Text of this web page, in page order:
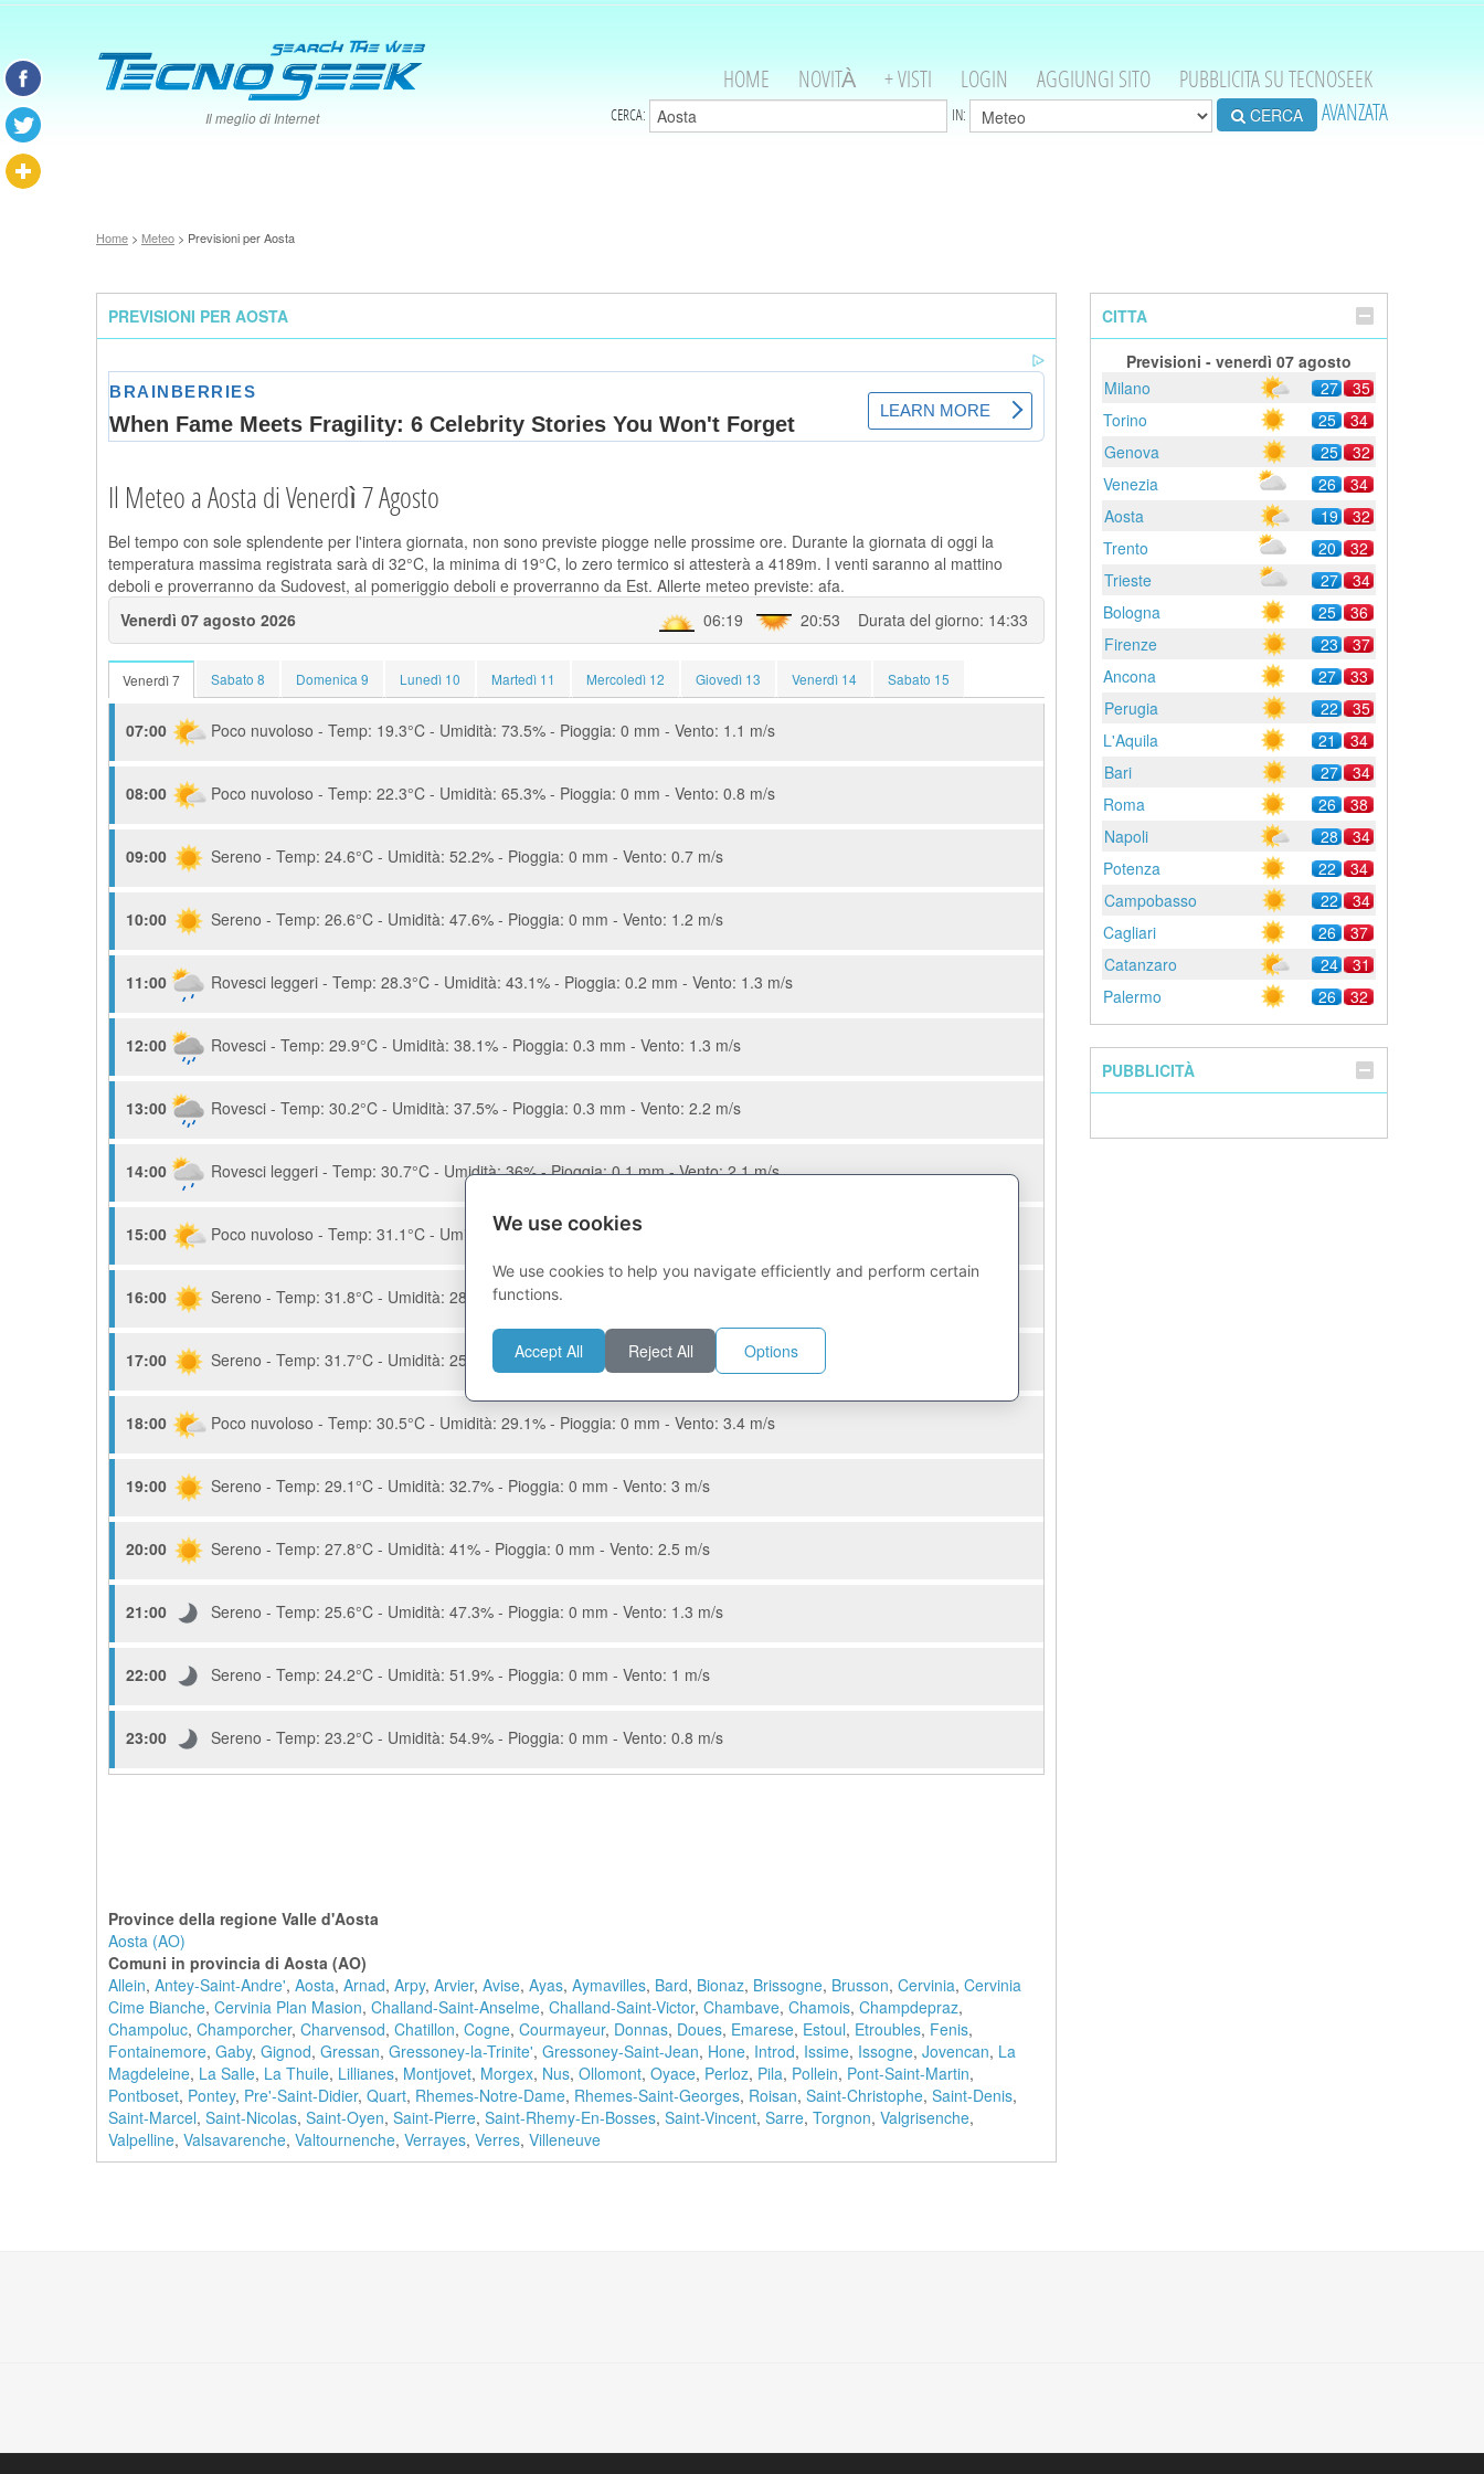
Il meglio di Internet
HOME NOVITÀ + VISTI LOGIN AGGIUNGI SITO PUBBLICITA SU TECNOSEEK
CERCA: IN: CERCA AVANZATA
Home > Meteo > Previsioni per Aosta
PREVISIONI PER AOSTA
Il Meteo a Aosta di Venerdì 7 Agosto
Bel tempo con sole splendente per l'intera giornata, non sono previste piogge nelle prossime ore. Durante la giornata di oggi la
temperatura massima registrata sarà di 32°C, la minima di 19°C, lo zero termico si attesterà a 4189m. I venti saranno al mattino
deboli e proverranno da Sudovest, al pomeriggio deboli e proverranno da Est. Allerte meteo previste: afa.
Venerdì 07 agosto 2026
06:19 20:53 Durata del giorno: 14:33
Venerdì 7 Sabato 8 Domenica 9 Lunedì 10 Martedì 11 Mercoledì 12 Giovedì 13 Venerdì 14 Sabato 15
07:00 Poco nuvoloso - Temp: 19.3°C - Umidità: 73.5% - Pioggia: 0 mm - Vento: 1.1 m/s
08:00 Poco nuvoloso - Temp: 22.3°C - Umidità: 65.3% - Pioggia: 0 mm - Vento: 0.8 m/s
09:00 Sereno - Temp: 24.6°C - Umidità: 52.2% - Pioggia: 0 mm - Vento: 0.7 m/s
10:00 Sereno - Temp: 26.6°C - Umidità: 47.6% - Pioggia: 0 mm - Vento: 1.2 m/s
11:00 Rovesci leggeri - Temp: 28.3°C - Umidità: 43.1% - Pioggia: 0.2 mm - Vento: 1.3 m/s
12:00 Rovesci - Temp: 29.9°C - Umidità: 38.1% - Pioggia: 0.3 mm - Vento: 1.3 m/s
13:00 Rovesci - Temp: 30.2°C - Umidità: 37.5% - Pioggia: 0.3 mm - Vento: 2.2 m/s
14:00 Rovesci leggeri - Temp: 30.7°C - Umidità: 36% - Pioggia: 0.1 mm - Vento: 2.1 m/s
15:00 Poco nuvoloso - Temp: 31.1°C - Umidità: 32.1% - Pioggia: 0 mm - Vento: 2.3 m/s
16:00 Sereno - Temp: 31.8°C - Umidità: 28.3% - Pioggia: 0 mm - Vento: 3.2 m/s
17:00 Sereno - Temp: 31.7°C - Umidità: 25.9% - Pioggia: 0 mm - Vento: 3.6 m/s
18:00 Poco nuvoloso - Temp: 30.5°C - Umidità: 29.1% - Pioggia: 0 mm - Vento: 3.4 m/s
19:00 Sereno - Temp: 29.1°C - Umidità: 32.7% - Pioggia: 0 mm - Vento: 3 m/s
20:00 Sereno - Temp: 27.8°C - Umidità: 41% - Pioggia: 0 mm - Vento: 2.5 m/s
21:00 Sereno - Temp: 25.6°C - Umidità: 47.3% - Pioggia: 0 mm - Vento: 1.3 m/s
22:00 Sereno - Temp: 24.2°C - Umidità: 51.9% - Pioggia: 0 mm - Vento: 1 m/s
23:00 Sereno - Temp: 23.2°C - Umidità: 54.9% - Pioggia: 0 mm - Vento: 0.8 m/s
Province della regione Valle d'Aosta
Aosta (AO)
Comuni in provincia di Aosta (AO)
Allein, Antey-Saint-Andre', Aosta, Arnad, Arpy, Arvier, Avise, Ayas, Aymavilles, Bard, Bionaz, Brissogne, Brusson, Cervinia, Cervinia
Cime Bianche, Cervinia Plan Masion, Challand-Saint-Anselme, Challand-Saint-Victor, Chambave, Chamois, Champdepraz,
Champoluc, Champorcher, Charvensod, Chatillon, Cogne, Courmayeur, Donnas, Doues, Emarese, Estoul, Etroubles, Fenis,
Fontainemore, Gaby, Gignod, Gressan, Gressoney-la-Trinite', Gressoney-Saint-Jean, Hone, Introd, Issime, Issogne, Jovencan, La
Magdeleine, La Salle, La Thuile, Lillianes, Montjovet, Morgex, Nus, Ollomont, Oyace, Perloz, Pila, Pollein, Pont-Saint-Martin,
Pontboset, Pontey, Pre'-Saint-Didier, Quart, Rhemes-Notre-Dame, Rhemes-Saint-Georges, Roisan, Saint-Christophe, Saint-Denis,
Saint-Marcel, Saint-Nicolas, Saint-Oyen, Saint-Pierre, Saint-Rhemy-En-Bosses, Saint-Vincent, Sarre, Torgnon, Valgrisenche,
Valpelline, Valsavarenche, Valtournenche, Verrayes, Verres, Villeneuve
CITTA
Previsioni - venerdì 07 agosto
Milano
27
35
Torino
25
34
Genova
25
32
Venezia
26
34
Aosta
19
32
Trento
20
32
Trieste
27
34
Bologna
25
36
Firenze
23
37
Ancona
27
33
Perugia
22
35
L'Aquila
21
34
Bari
27
34
Roma
26
38
Napoli
28
34
Potenza
22
34
Campobasso
22
34
Cagliari
26
37
Catanzaro
24
31
Palermo
26 32
PUBBLICITÀ
We use cookies
We use cookies to help you navigate efficiently and perform certain
functions.
Accept All Reject All Options